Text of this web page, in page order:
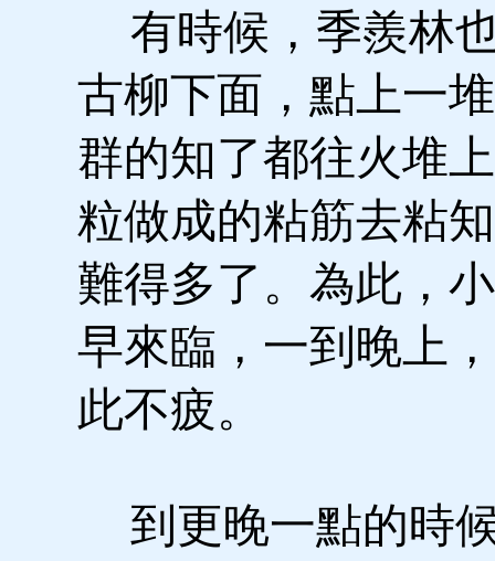
有時候，季羨林
古柳下面，點上一
群的知了都往火堆
粒做成的粘筋去粘
難得多了。為此，
早來臨，一到晚上
此不疲。
到更晚一點的時